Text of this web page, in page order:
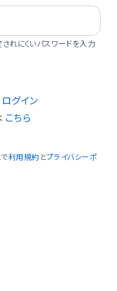
れにくいパスワードを入力
ログイン
こちら
利用規約 とプライバシーポ